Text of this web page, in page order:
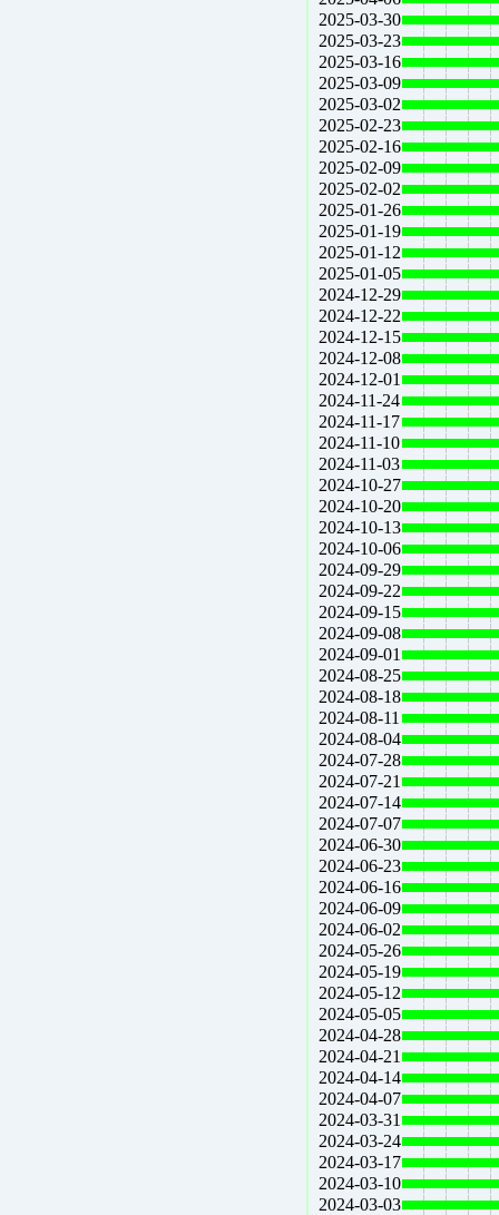
2025-03-30
2025-03-23
2025-03-16
2025-03-09
2025-03-02
2025-02-23
2025-02-16
2025-02-09
2025-02-02
2025-01-26
2025-01-19
2025-01-12
2025-01-05
2024-12-29
2024-12-22
2024-12-15
2024-12-08
2024-12-01
2024-11-24
2024-11-17
2024-11-10
2024-11-03
2024-10-27
2024-10-20
2024-10-13
2024-10-06
2024-09-29
2024-09-22
2024-09-15
2024-09-08
2024-09-01
2024-08-25
2024-08-18
2024-08-11
2024-08-04
2024-07-28
2024-07-21
2024-07-14
2024-07-07
2024-06-30
2024-06-23
2024-06-16
2024-06-09
2024-06-02
2024-05-26
2024-05-19
2024-05-12
2024-05-05
2024-04-28
2024-04-21
2024-04-14
2024-04-07
2024-03-31
2024-03-24
2024-03-17
2024-03-10
2024-03-03